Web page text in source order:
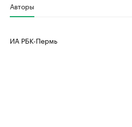
Авторы
ИА РБК-Пермь